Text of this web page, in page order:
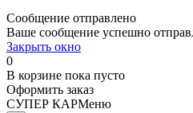
Сообщение отправлено
Ваше сообщение успешно
Закрыть окно
0
В корзине пока пусто
Оформить заказ
СУПЕР КАРМеню